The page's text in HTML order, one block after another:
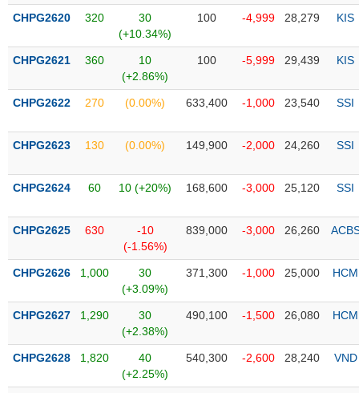
Phân
tích
thuật
sơ
nghiệp
tức
sự
Tài
lý
thị
CHPG2620 320
30
(+10.34%)
100 -4,999 28,279 KIS
CHPG2621 360
10
(+2.86%)
100 -5,999 29,439 KIS
CHPG2622 270 (0.00%) 633,400 -1,000 23,540 SSI
CHPG2623 130 (0.00%) 149,900 -2,000 24,260 SSI
CHPG2624 60 10 (+20%) 168,600 -3,000 25,120 SSI
CHPG2625 630
-10
(-1.56%)
839,000 -3,000 26,260
CHPG2626 1,000
30
(+3.09%)
371,300 -1,000 25,000 HCM
CHPG2627 1,290
30
(+2.38%)
490,100 -1,500 26,080 HCM
CHPG2628 1,820
40
(+2.25%)
540,300 -2,600 28,240 VND
LƯỢNG
NGUYÊN
VẬT
NGHIỆP
TIÊU
DÙNG
THIẾT